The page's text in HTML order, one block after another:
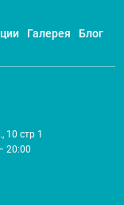
Галерея
Блог
10 стр 1
20:00